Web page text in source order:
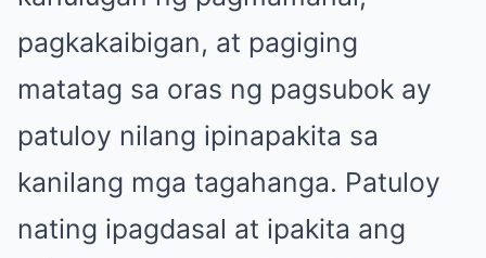
pagkakaibigan, at pagiging
matatag sa oras ng pagsubok ay
patuloy nilang ipinapakita sa
kanilang mga tagahanga. Patuloy
nating ipagdasal at ipakita ang